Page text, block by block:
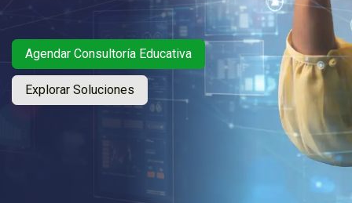
Agendar Consultoría Educativa
Explorar Soluciones